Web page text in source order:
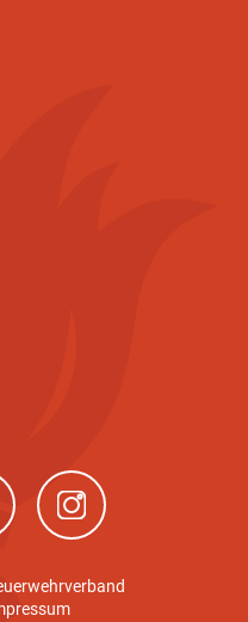
Fenster)(neues Fenster)